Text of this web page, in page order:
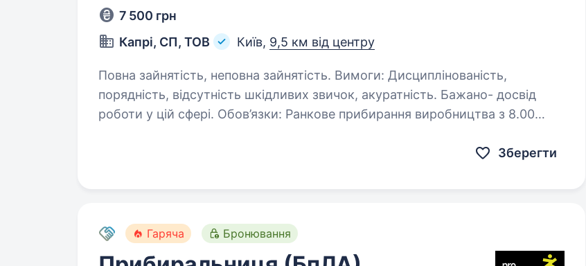
7 500 грн
Капрі, СП, ТОВ
Київ, 9,5 км від центру
Повна зайнятість, неповна зайнятість. Вимоги: Дисциплінованість,
порядність, відсутність шкідливих звичок, акуратність. Бажано- досвід
роботи у цій сфері. Обов’язки: Ранкове прибирання виробництва з 8.00
Зберегти
Гаряча Бронювання